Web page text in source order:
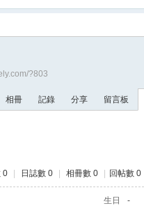
?803
相冊 記錄 分享 留言板
0 日誌數 0 相冊數 0 回帖數 0
生日 -